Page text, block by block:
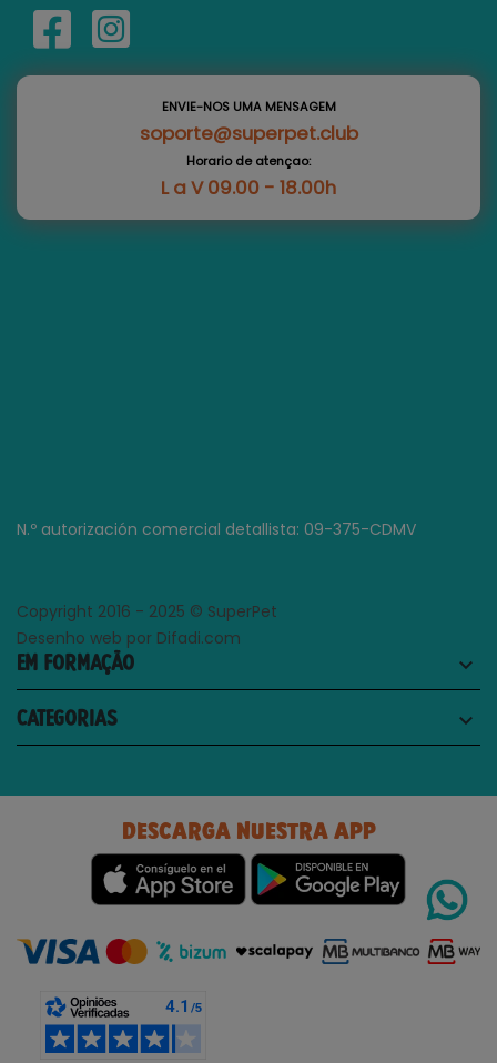
ENVIE-NOS UMA MENSAGEM
soporte@superpet.club
Horario de atençao:
L a V 09.00 - 18.00h
N.º autorización comercial detallista: 09-375-CDMV
Copyright 2016 - 2025 © SuperPet
Desenho web por Difadi.com
EM FORMAÇÃO keyboard_arrow_down
CATEGORIAS keyboard_arrow_down
DESCARGA NUESTRA APP